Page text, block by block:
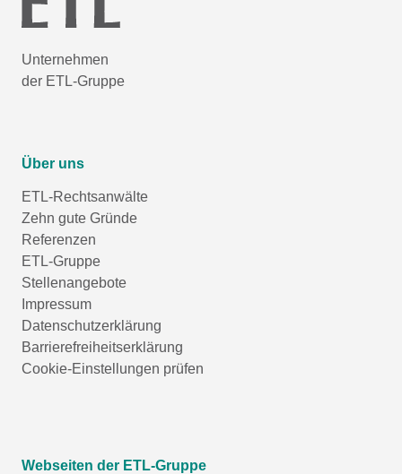
Unternehmen
der ETL-Gruppe
Über uns
ETL-Rechtsanwälte
Zehn gute Gründe
Referenzen
ETL-Gruppe
Stellenangebote
Impressum
Datenschutzerklärung
Barrierefreiheitserklärung
Cookie-Einstellungen prüfen
Webseiten der ETL-Gruppe